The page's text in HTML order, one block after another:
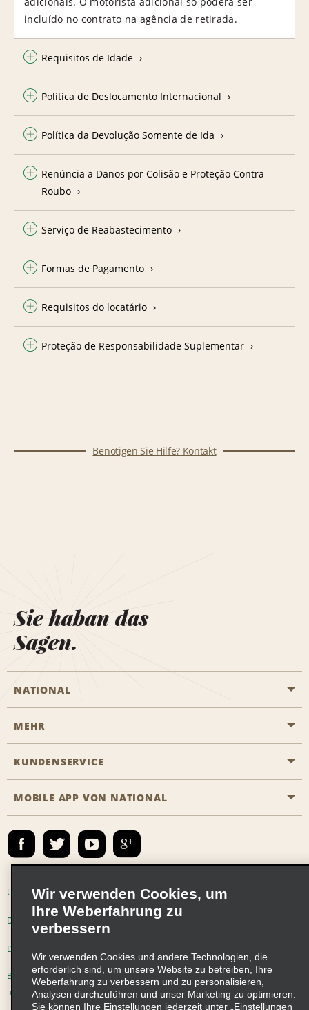
incluído no contrato na agência de retirada.
Requisitos de Idade
Política de Deslocamento Internacional
Política da Devolução Somente de Ida
Renúncia a Danos por Colisão e Proteção Contra
Roubo
Serviço de Reabastecimento
Formas de Pagamento
Requisitos do locatário
Proteção de Responsabilidade Suplementar
Benötigen Sie Hilfe? Kontakt
Sie haban das
Sagen.
NATIONAL
Eine Reservierung vornehmen
Das Business Rental Programm
Emerald Club Anmelden
MEHR
Karriere
KUNDENSERVICE
Barrierefreiheit
E-Mail anmelden
MOBILE APP VON NATIONAL
Unternehmensinformationen Nutzungsbedingungen
Datenschutzrichtlinie Cookie-Richtlinie
Datenschutzoptionen
Beschwerdeverfahren nach dem Lieferkettensorgfaltspflichtengesetz
Wir verwenden Cookies, um
Ihre Weberfahrung zu
verbessern
Wir verwenden Cookies und andere Technologien, die
erforderlich sind, um unsere Website zu betreiben, Ihre
Weberfahrung zu verbessern und zu personalisieren,
Analysen durchzuführen und unser Marketing zu optimieren.
Sie können Ihre Einstellungen jederzeit unter „Einstellungen